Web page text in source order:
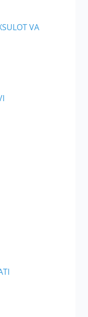
VA